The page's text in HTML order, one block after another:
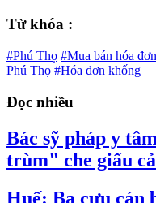
Từ khóa :
#Phú Thọ #Mua bán hóa đơn
Phú Thọ #Hóa đơn khống
Đọc nhiều
Bác sỹ pháp y
trùm" che giấu
Huế: Ba cựu cán